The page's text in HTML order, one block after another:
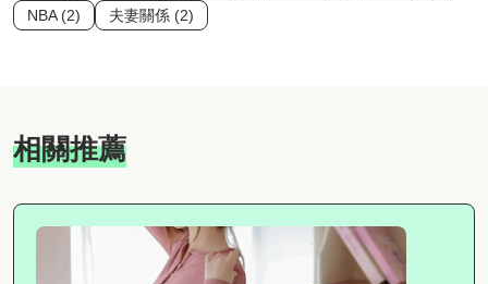
NBA (2)
夫妻關係 (2)
相關推薦